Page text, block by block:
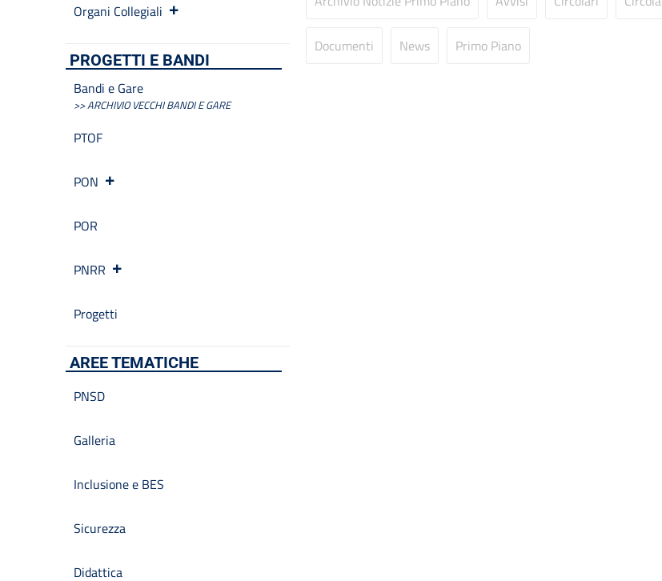
Documenti News Primo Piano
Organi Collegiali
PROGETTI E BANDI
Bandi e Gare
>> ARCHIVIO VECCHI BANDI E GARE
PTOF
PON
POR
PNRR
Progetti
AREE TEMATICHE
PNSD
Galleria
Inclusione e BES
Sicurezza
Didattica